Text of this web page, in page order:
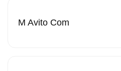
M Avito Com